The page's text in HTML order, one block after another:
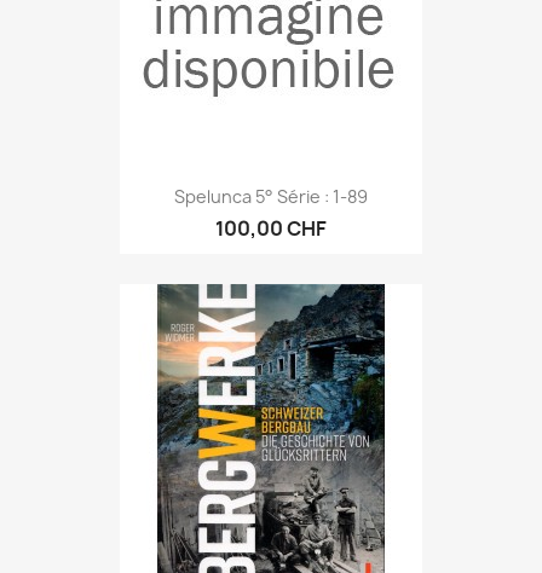
Spelunca 5° Série : 1-89
100,00 CHF